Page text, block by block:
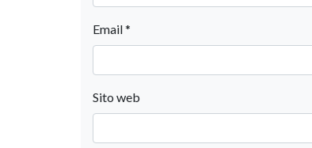
Email*
Sito web